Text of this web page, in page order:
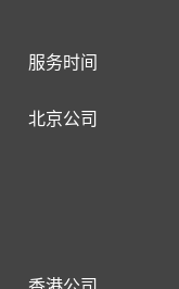
服务时间
北京公司